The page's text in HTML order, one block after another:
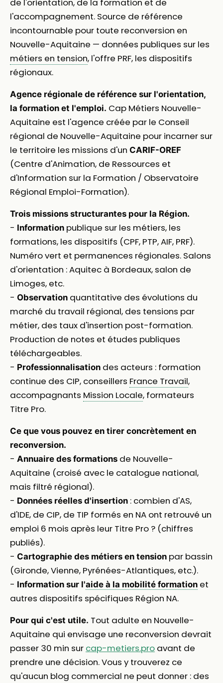
l'accompagnement. Source de référence
incontournable pour toute reconversion en
Nouvelle-Aquitaine — données publiques sur les
métiers en tension, l'offre PRF, les dispositifs
régionaux.
Agence régionale de référence sur l'orientation,
la formation et l'emploi. Cap Métiers Nouvelle-
Aquitaine est l'agence créée par le Conseil
régional de Nouvelle-Aquitaine pour incarner sur
le territoire les missions d'un CARIF-OREF
(Centre d'Animation, de Ressources et
d'Information sur la Formation / Observatoire
Régional Emploi-Formation).
Trois missions structurantes pour la Région.
- Information publique sur les métiers, les
formations, les dispositifs (CPF, PTP, AIF, PRF).
Numéro vert et permanences régionales. Salons
d'orientation : Aquitec à Bordeaux, salon de
Limoges, etc.
- Observation quantitative des évolutions du
marché du travail régional, des tensions par
métier, des taux d'insertion post-formation.
Production de notes et études publiques
téléchargeables.
- Professionnalisation des acteurs : formation
continue des CIP, conseillers France Travail,
accompagnants Mission Locale, formateurs
Titre Pro.
Ce que vous pouvez en tirer concrètement en
reconversion.
- Annuaire des formations de Nouvelle-
Aquitaine (croisé avec le catalogue national,
mais filtré régional).
- Données réelles d'insertion : combien d'AS,
d'IDE, de CIP, de TIP formés en NA ont retrouvé un
emploi 6 mois après leur Titre Pro ? (chiffres
publiés).
- Cartographie des métiers en tension par bassin
(Gironde, Vienne, Pyrénées-Atlantiques, etc.).
- Information sur l'aide à la mobilité formation et
autres dispositifs spécifiques Région NA.
Pour qui c'est utile. Tout adulte en Nouvelle-
Aquitaine qui envisage une reconversion devrait
passer 30 min sur cap-metiers.pro avant de
prendre une décision. Vous y trouverez ce
qu'aucun blog commercial ne peut donner : des